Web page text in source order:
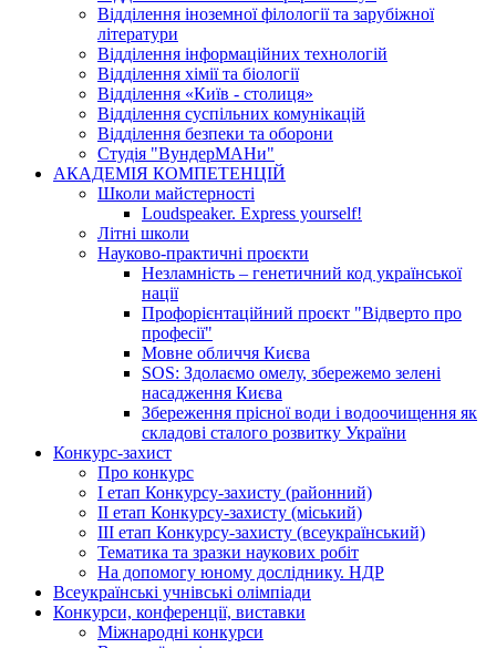
Відділення іноземної філології та зарубіжної
літератури
Відділення інформаційних технологій
Відділення хімії та біології
Відділення «Київ - столиця»
Відділення суспільних комунікацій
Відділення безпеки та оборони
Студія "ВундерМАНи"
АКАДЕМІЯ КОМПЕТЕНЦІЙ
Школи майстерності
Loudspeaker. Express yourself!
Літні школи
Науково-практичні проєкти
Незламність – генетичний код української
нації
Профорієнтаційний проєкт "Відверто про
професії"
Мовне обличчя Києва
SOS: Здолаємо омелу, збережемо зелені
насадження Києва
Збереження прісної води і водоочищення як
складові сталого розвитку України
Конкурс-захист
Про конкурс
І етап Конкурсу-захисту (районний)
ІІ етап Конкурсу-захисту (міський)
ІІІ етап Конкурсу-захисту (всеукраїнський)
Тематика та зразки наукових робіт
На допомогу юному досліднику. НДР
Всеукраїнські учнівські олімпіади
Конкурси, конференції, виставки
Міжнародні конкурси